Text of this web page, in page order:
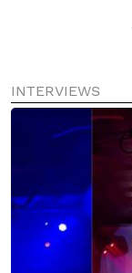
INTERVIEWS